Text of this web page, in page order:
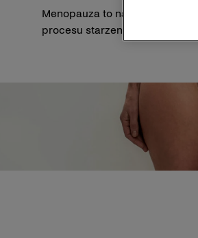
Menopauza to naturalny etap
procesu starzenia się